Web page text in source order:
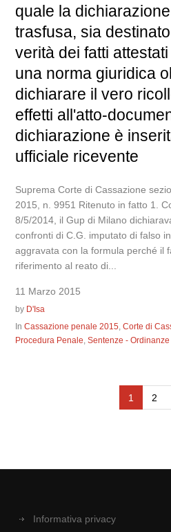
quale la
trasfusa, sia
verità dei fatti
una norma giuridica
dichiarare il vero
effetti all'atto-
dichiarazione è
ufficiale ricevente
Suprema Corte di Cassazione
2015, n. 9951 Ritenuto in fatto 1.
8/5/2014, il Gup di Milano
confronti di C.G. imputato di falso
aggravata con la formula perché il
riferimento al reato di...
11 Marzo 2015
by D'Isa
InCassazione penale 2015,Corte di
Procedura Penale,Sentenze - Ordinanze
1 2
Informativa privacy